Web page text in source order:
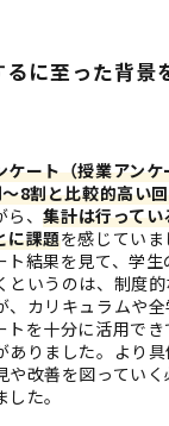
に至った背景
ケート（授業アン
8割と比較的高い
ら、集計は行って
に課題を感じてい
ト結果を見て、学
というのは、制度
、カリキュラムや
トを十分に活用で
ありました。より
や改善を図ってい
た。